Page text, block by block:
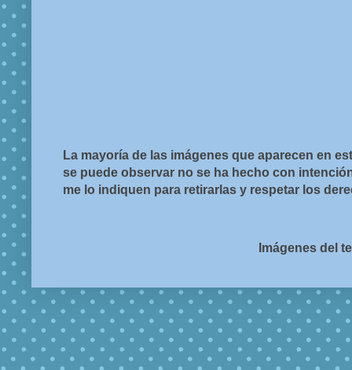
La mayoría de las imágenes que aparecen en
se puede observar no se ha hecho con
me lo indiquen para retirarlas y respetar los
Imágenes del